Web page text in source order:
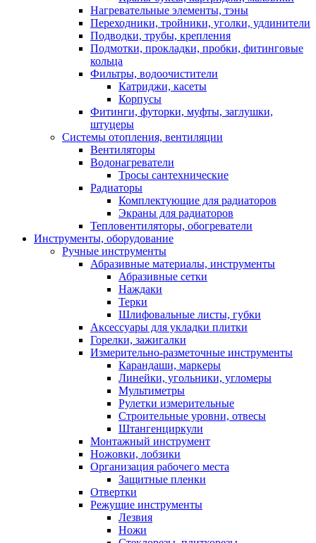
Нагревательные элементы, тэны
Переходники, тройники, уголки, удлинители
Подводки, трубы, крепления
Подмотки, прокладки, пробки, фитинговые
кольца
Фильтры, водоочистители
Катриджи, касеты
Корпусы
Фитинги, футорки, муфты, заглушки,
штуцеры
Системы отопления, вентиляции
Вентиляторы
Водонагреватели
Тросы сантехнические
Радиаторы
Комплектующие для радиаторов
Экраны для радиаторов
Тепловентиляторы, обогреватели
Инструменты, оборудование
Ручные инструменты
Абразивные материалы, инструменты
Абразивные сетки
Наждаки
Терки
Шлифовальные листы, губки
Аксессуары для укладки плитки
Горелки, зажигалки
Измерительно-разметочные инструменты
Карандаши, маркеры
Линейки, угольники, угломеры
Мультиметры
Рулетки измерительные
Строительные уровни, отвесы
Штангенциркули
Монтажный инструмент
Ножовки, лобзики
Организация рабочего места
Защитные пленки
Отвертки
Режущие инструменты
Лезвия
Ножи